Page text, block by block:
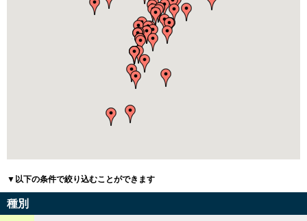
▼以下の条件で絞り込むことができます
種別